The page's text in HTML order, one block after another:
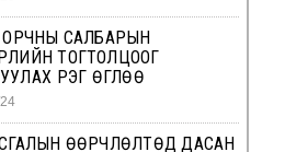
ОРЧНЫ САЛБАРЫН
ТОГТОЛЦООГ
ҮҮРЭГ ӨГЛӨӨ
ӨӨРЧЛӨЛТӨД ДАСАН